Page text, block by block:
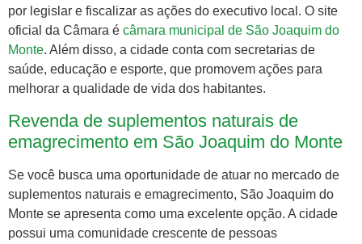
por legislar e fiscalizar as ações do executivo local. O site
oficial da Câmara é câmara municipal de São Joaquim do
Monte. Além disso, a cidade conta com secretarias de
saúde, educação e esporte, que promovem ações para
melhorar a qualidade de vida dos habitantes.
Revenda de suplementos naturais de
emagrecimento em São Joaquim do Monte
Se você busca uma oportunidade de atuar no mercado de
suplementos naturais e emagrecimento, São Joaquim do
Monte se apresenta como uma excelente opção. A cidade
possui uma comunidade crescente de pessoas